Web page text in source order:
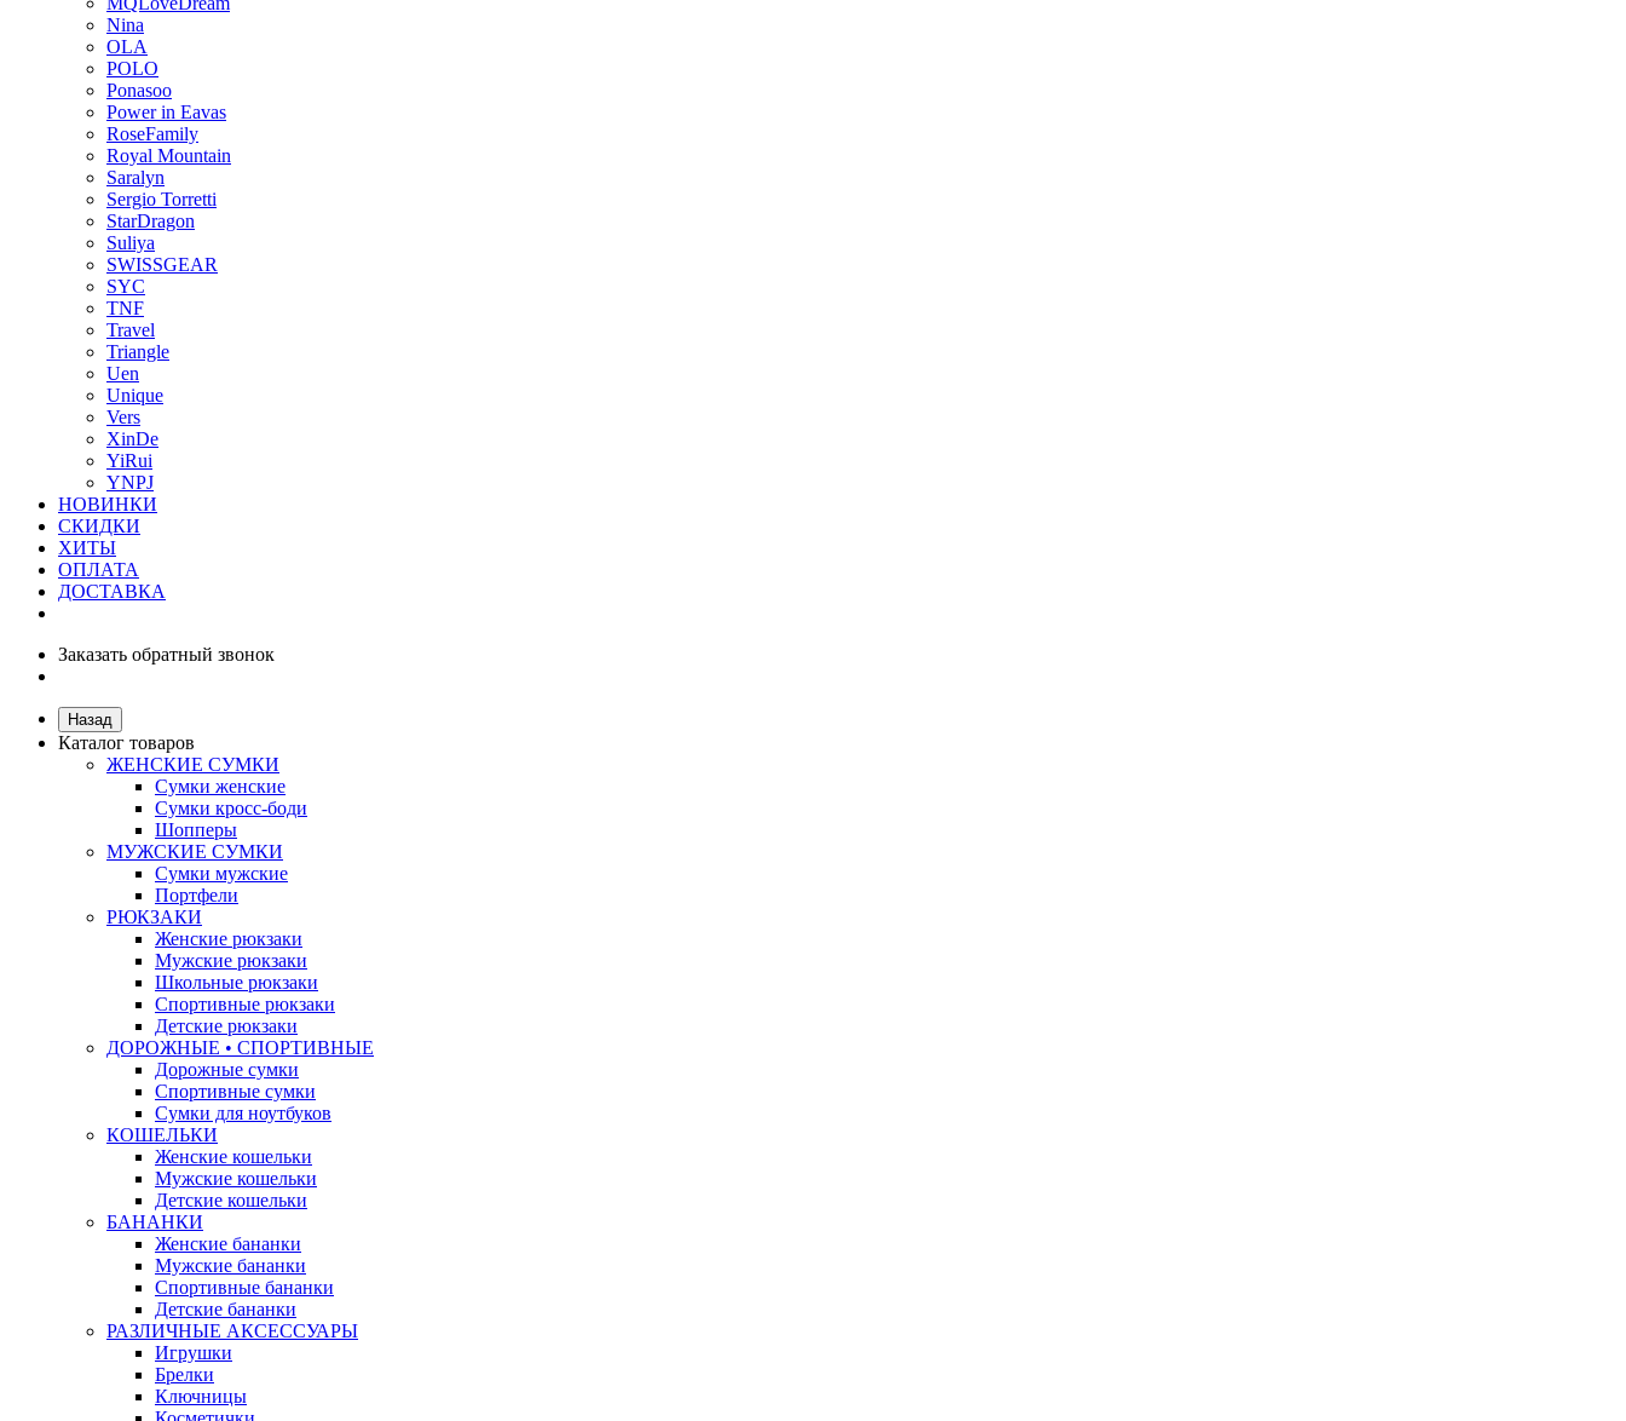
Nina
OLA
POLO
Ponasoo
Power in Eavas
RoseFamily
Royal Mountain
Saralyn
Sergio Torretti
StarDragon
Suliya
SWISSGEAR
SYC
TNF
Travel
Triangle
Uen
Unique
Vers
XinDe
YiRui
YNPJ
НОВИНКИ
СКИДКИ
ХИТЫ
ОПЛАТА
ДОСТАВКА
Заказать обратный звонок
Назад
Каталог товаров
ЖЕНСКИЕ СУМКИ
Сумки женские
Сумки кросс-боди
Шопперы
МУЖСКИЕ СУМКИ
Сумки мужские
Портфели
РЮКЗАКИ
Женские рюкзаки
Мужские рюкзаки
Школьные рюкзаки
Спортивные рюкзаки
Детские рюкзаки
ДОРОЖНЫЕ • СПОРТИВНЫЕ
Дорожные сумки
Спортивные сумки
Сумки для ноутбуков
КОШЕЛЬКИ
Женские кошельки
Мужские кошельки
Детские кошельки
БАНАНКИ
Женские бананки
Мужские бананки
Спортивные бананки
Детские бананки
РАЗЛИЧНЫЕ АКСЕССУАРЫ
Игрушки
Брелки
Ключницы